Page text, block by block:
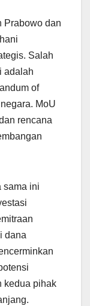
Prabowo dan
Salah
adalah
of
MoU
rencana
sama ini
dana
kedua pihak